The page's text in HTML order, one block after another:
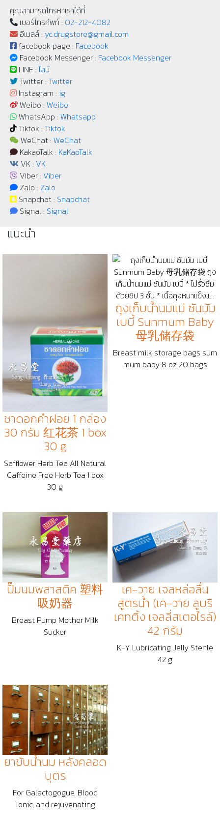
คุณสามารถโทรหาเราได้ที่
เบอร์โทรศัพท์ : 02-212-4082
อีเมลล์ : yc.drugstore@gmail.com
facebook page : Facebook
Facebook Messenger : Facebook Messenger
LINE :ไลน์
Twitter : Twitter
Instagram : ig
Weibo : Weibo
WhatsApp : Whatsapp
Tiktok : Tiktok
WeChat : WeChat
KakaoTalk : KaKaoTalk
VK : VK
Viber : Viber
Zalo : Zalo
Snapchat : Snapchat
Signal : Signal
แนะนำ
ชาดอกคำฝอย 1 กล่อง
30 กรัม 红花茶 1 box
30 g
Safflower Herb Tea All Natural
Caffeine Free Herb Tea 1 box
30 g
ถุงเก็บน้ำนมแม่ ซันมัม
เบบี้ Sunmum Baby
母乳储存袋
Breast milk storage bags sum
mum baby 8 oz 20 bags
ปั๊มนมพลาสติค 塑料
吸奶器
Breast Pump Mother Milk
Sucker
เค-วาย เจลหล่อลื่น
สูตรน้ำ (เค-วาย ลูบริ
เคทติ้ง เจลลี่สเตอไรล์)
42 กรัม
K-Y Lubricating Jelly Sterile
42 g
ยาขับน้ำนม หลังคลอด
บุตร
For Galactogogue, Blood
Tonic, and rejuvenating